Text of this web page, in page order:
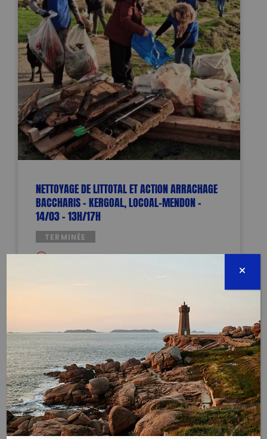
NETTOYAGE DE LITTOTAL ET ACTION ARRACHAGE
BACCHARIS – KERGOAL, LOCOAL-MENDON –
14/03 – 13H/17H
TERMINÉE
KERGOAL
56550 LOCOAL MENDON
paysdauray@lesmainsdanslesable.com
0634389918
Évènement proposé par :
Les Mains Dans Le Sable